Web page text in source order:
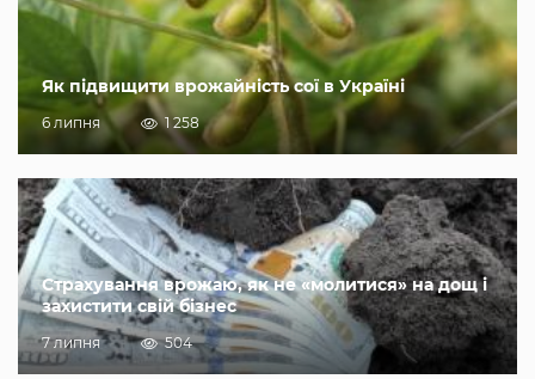
Як підвищити врожайність сої в Україні
6 липня 1 258
Страхування врожаю, як не «молитися» на дощ і
захистити свій бізнес
7 липня 504